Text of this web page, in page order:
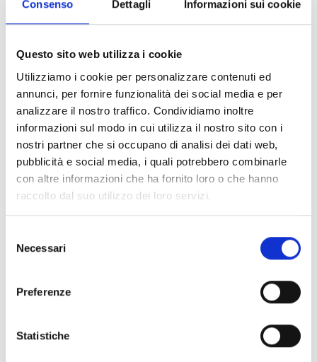
Consenso Dettagli Informazioni sui cookie
Questo sito web utilizza i cookie
Utilizziamo i cookie per personalizzare contenuti ed
annunci, per fornire funzionalità dei social media e per
analizzare il nostro traffico. Condividiamo inoltre
informazioni sul modo in cui utilizza il nostro sito con i
nostri partner che si occupano di analisi dei dati web,
pubblicità e social media, i quali potrebbero combinarle
con altre informazioni che ha fornito loro o che hanno
raccolto dal suo utilizzo dei loro servizi.
delNecessari
Preferenze
Statistiche
Informazioni:
Comune/Località:
Montecarlo
Sede / Indirizzo:
Istituto Pellegrini
Carmignani
Periodo di
svolgimento:
Dal 30 agosto al 5
settembre
Sito web:
www.montecarloditoscana.it